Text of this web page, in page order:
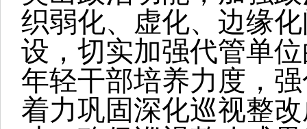
织弱化、虚化、边缘
设，切实加强代管单
年轻干部培养力度，
着力巩固深化巡视整